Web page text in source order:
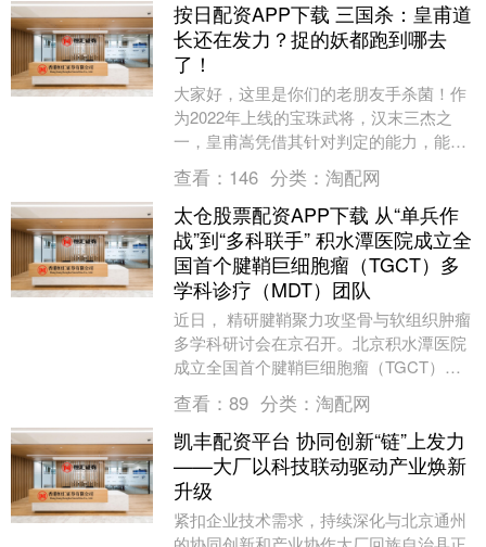
按日配资APP下载 三国杀：皇甫道
长还在发力？捉的妖都跑到哪去
了！
大家好，这里是你们的老朋友手杀菌！作
为2022年上线的宝珠武将，汉末三杰之
一，皇甫嵩凭借其针对判定的能力，能够
在斗地主模式之中狠狠逮捕神郭嘉，因此
被广大小伙伴亲....
查看： 146 分类： 淘配网
太仓股票配资APP下载 从“单兵作
战”到“多科联手” 积水潭医院成立全
国首个腱鞘巨细胞瘤（TGCT）多
学科诊疗（MDT）团队
近日， 精研腱鞘聚力攻坚骨与软组织肿瘤
多学科研讨会在京召开。北京积水潭医院
成立全国首个腱鞘巨细胞瘤（TGCT）多
学科诊疗（MDT）团队，该团队由骨肿瘤
科牵头，联....
查看： 89 分类： 淘配网
凯丰配资平台 协同创新“链”上发力
——大厂以科技联动驱动产业焕新
升级
紧扣企业技术需求，持续深化与北京通州